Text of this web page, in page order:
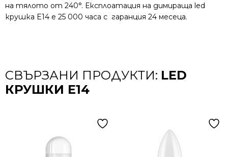
на тялото от 240°. Експлоатация на димираща led
крушка E14 е 25 000 часа с гаранция 24 месеца.
СВЪРЗАНИ ПРОДУКТИ: LED
КРУШКИ E14